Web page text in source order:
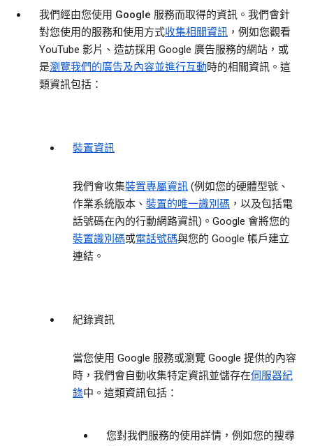
我們經由您使用 Google 服務而取得的資訊。 我們會針
對您使用的服務和使用方式收集相關資訊 ，例如您觀看
YouTube 影片、造訪採用 Google 廣告服務的網站，或
是瀏覽我們的廣告及內容並進行互動時的相關資訊。這
類資訊包括：
裝置資訊
我們會收集裝置專屬資訊 (例如您的硬體型號、
作業系統版本、 裝置的唯一識別碼 ，以及包括電
話號碼在內的行動網路資訊)。Google 會將您的
裝置識別碼或電話號碼與您的 Google 帳戶建立
連結。
紀錄資訊
當您使用 Google 服務或瀏覽 Google 提供的內容
時，我們會自動收集特定資訊並儲存在伺服器紀
錄中。這類資訊包括：
您對我們服務的使用詳情，例如您的搜尋